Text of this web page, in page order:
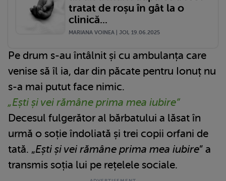
tratat de roșu în gât la o
clinică...
MARIANA VOINEA | JOI, 19.06.2025
Pe drum s-au întâlnit și cu ambulanța care
venise să îl ia, dar din păcate pentru Ionuț nu
s-a mai putut face nimic.
„Ești și vei rămâne prima mea iubire”
Decesul fulgerător al bărbatului a lăsat în
urmă o soție îndoliată și trei copii orfani de
tată. „Ești și vei rămâne prima mea iubire” a
transmis soția lui pe rețelele sociale.